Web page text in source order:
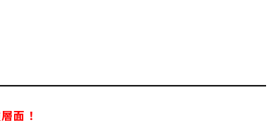
面！